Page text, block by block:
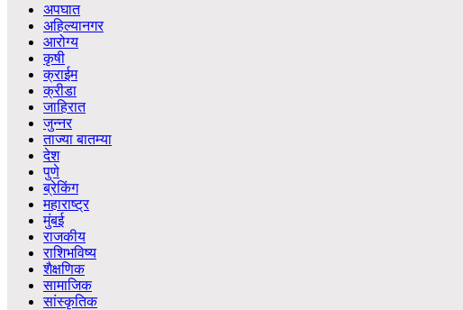
अपघात
अहिल्यानगर
आरोग्य
कृषी
क्राईम
क्रीडा
जाहिरात
जुन्नर
ताज्या बातम्या
देश
पुणे
ब्रेकिंग
महाराष्ट्र
मुंबई
राजकीय
राशिभविष्य
शैक्षणिक
सामाजिक
सांस्कृतिक